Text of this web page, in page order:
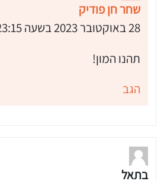
שחר חן פודיק
28 באוקטובר 2023 בשעה 23:15
תהנו המון!
הגב
בתאל